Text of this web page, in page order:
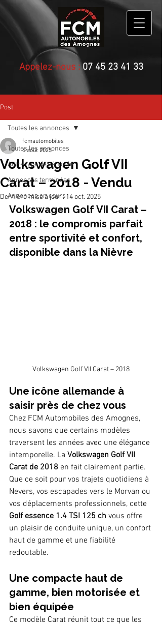
Appelez-nous :07 45 23 41 33
Post
Toutes les annonces
Autre type de véhicule
Annonces terminées
Annonces en cours
Toutes les annonces
Volkswagen Golf VII
Carat – 2018 - Vendu
fcmautomobiles
6 août 2025
Dernière mise à jour :14 oct. 2025
Volkswagen Golf VII Carat –
2018 : le compromis parfait
entre sportivité et confort,
disponible dans la Nièvre
Volkswagen Golf VII Carat – 2018
Une icône allemande à
saisir près de chez vous
Chez FCM Automobiles des Amognes,
nous savons que certains modèles
traversent les années avec une élégance
intemporelle. La Volkswagen Golf VII
Carat de 2018 en fait clairement partie.
Que ce soit pour vos trajets quotidiens à
Nevers, vos escapades vers le Morvan ou
vos déplacements professionnels, cette
Golf essence 1.4 TSI 125 ch vous offre
un plaisir de conduite unique, un confort
haut de gamme et une fiabilité
redoutable.
Une compacte haut de
gamme, bien motorisée et
bien équipée
Ce modèle Carat réunit tout ce que les